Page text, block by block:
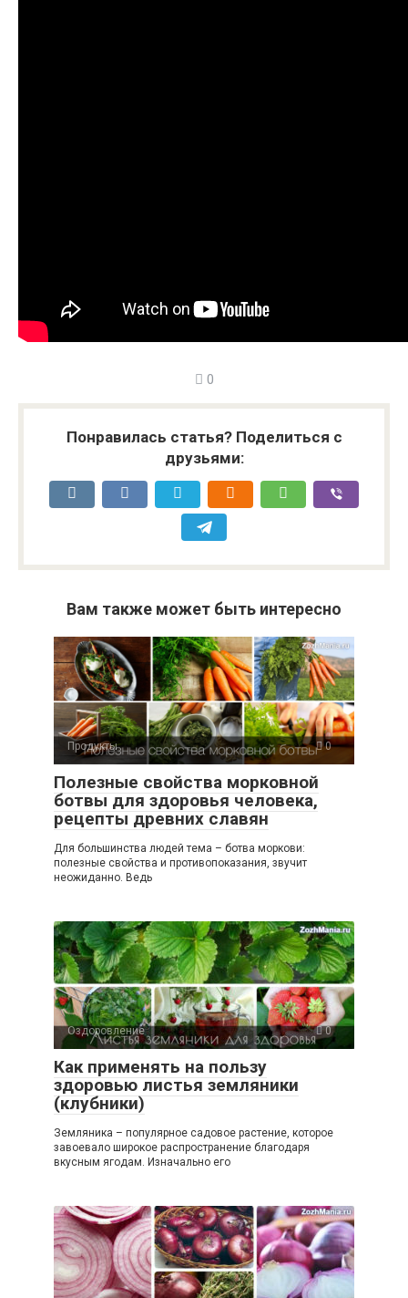
0
Понравилась статья? Поделиться с
друзьями:
Вам также может быть интересно
Продукты 0
Полезные свойства морковной
ботвы для здоровья человека,
рецепты древних славян
Для большинства людей тема – ботва моркови:
полезные свойства и противопоказания, звучит
неожиданно. Ведь
Оздоровление 0
Как применять на пользу
здоровью листья земляники
(клубники)
Земляника – популярное садовое растение, которое
завоевало широкое распространение благодаря
вкусным ягодам. Изначально его